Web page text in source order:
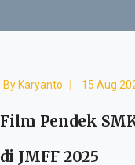
By Karyanto 15 Aug
Film Pendek
di JMFF 2025